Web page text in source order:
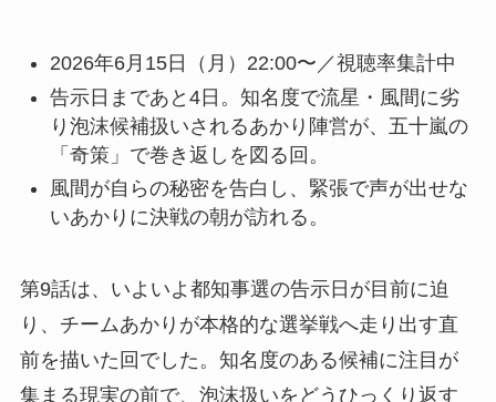
2026年6月15日（月）22:00〜／視聴率集計中
告示日まであと4日。知名度で流星・風間に劣
り泡沫候補扱いされるあかり陣営が、五十嵐の
「奇策」で巻き返しを図る回。
風間が自らの秘密を告白し、緊張で声が出せな
いあかりに決戦の朝が訪れる。
第9話は、いよいよ都知事選の告示日が目前に迫
り、チームあかりが本格的な選挙戦へ走り出す直
前を描いた回でした。知名度のある候補に注目が
集まる現実の前で、泡沫扱いをどうひっくり返す